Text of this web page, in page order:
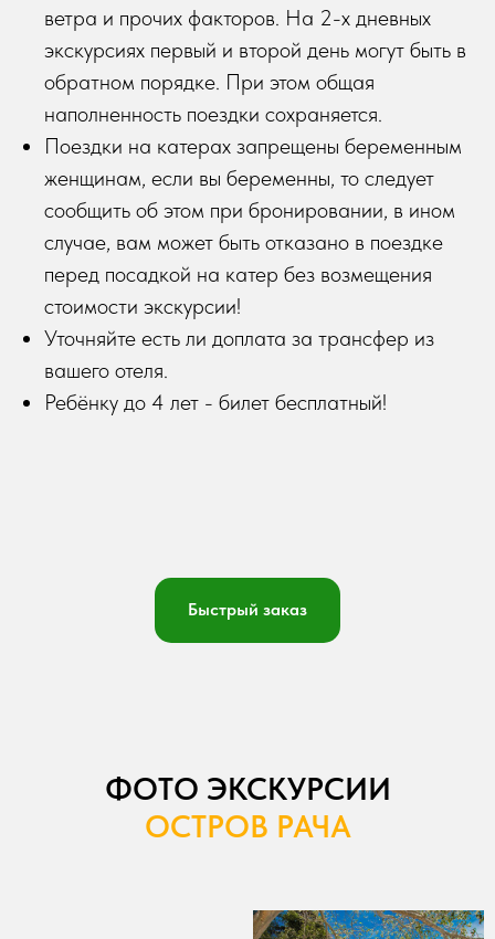
ветра и прочих факторов. На 2-х дневных
экскурсиях первый и второй день могут быть в
обратном порядке. При этом общая
наполненность поездки сохраняется.
Поездки на катерах запрещены беременным
женщинам, если вы беременны, то следует
сообщить об этом при бронировании, в ином
случае, вам может быть отказано в поездке
перед посадкой на катер без возмещения
стоимости экскурсии!
Уточняйте есть ли доплата за трансфер из
вашего отеля.
Ребёнку до 4 лет - билет бесплатный!
Быстрый заказ
ФОТО ЭКСКУРСИИ
ОСТРОВ РАЧА